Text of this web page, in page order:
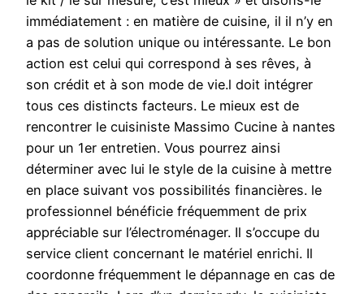
immédiatement : en matière de cuisine, il il n’y en
a pas de solution unique ou intéressante. Le bon
action est celui qui correspond à ses rêves, à
son crédit et à son mode de vie.l doit intégrer
tous ces distincts facteurs. Le mieux est de
rencontrer le cuisiniste Massimo Cucine à nantes
pour un 1er entretien. Vous pourrez ainsi
déterminer avec lui le style de la cuisine à mettre
en place suivant vos possibilités financières. le
professionnel bénéficie fréquemment de prix
appréciable sur l’électroménager. Il s’occupe du
service client concernant le matériel enrichi. Il
coordonne fréquemment le dépannage en cas de